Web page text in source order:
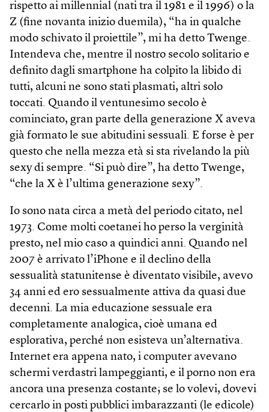
rispetto ai millennial (nati tra il 1981 e il 1996) o la
Z (fine novanta inizio duemila), “ha in qualche
modo schivato il proiettile”, mi ha detto Twenge.
Intendeva che, mentre il nostro secolo solitario e
definito dagli smartphone ha colpito la libido di
tutti, alcuni ne sono stati plasmati, altri solo
toccati. Quando il ventunesimo secolo è
cominciato, gran parte della generazione X aveva
già formato le sue abitudini sessuali. E forse è per
questo che nella mezza età si sta rivelando la più
sexy di sempre. “Si può dire”, ha detto Twenge,
“che la X è l’ultima generazione sexy”.
Io sono nata circa a metà del periodo citato, nel
1973. Come molti coetanei ho perso la verginità
presto, nel mio caso a quindici anni. Quando nel
2007 è arrivato l’iPhone e il declino della
sessualità statunitense è diventato visibile, avevo
34 anni ed ero sessualmente attiva da quasi due
decenni. La mia educazione sessuale era
completamente analogica, cioè umana ed
esplorativa, perché non esisteva un’alternativa.
Internet era appena nato, i computer avevano
schermi verdastri lampeggianti, e il porno non era
ancora una presenza costante; se lo volevi, dovevi
cercarlo in posti pubblici imbarazzanti (le edicole)